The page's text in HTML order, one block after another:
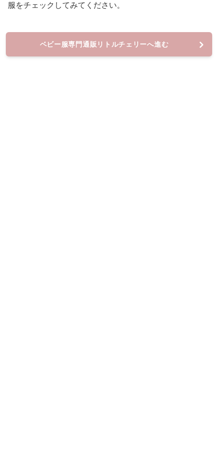
服をチェックしてみてください。
ベビー服専門通販リトルチェリーへ進む